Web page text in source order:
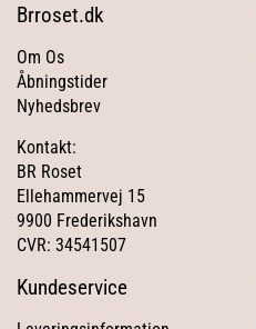
Brroset.dk
Om Os
Åbningstider
Nyhedsbrev
Kontakt:
BR Roset
Ellehammervej 15
9900 Frederikshavn
CVR: 34541507
Kundeservice